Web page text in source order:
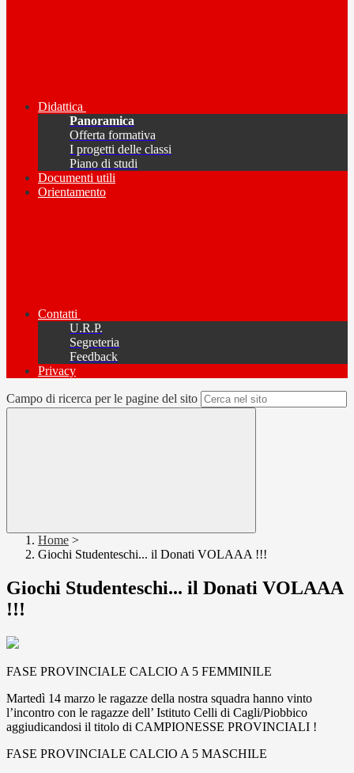
Didattica
Panoramica
Offerta formativa
I progetti delle classi
Piano di studi
Documenti utili
Orientamento
Contatti
U.R.P.
Segreteria
Feedback
Privacy
Campo di ricerca per le pagine del sito
Home >
Giochi Studenteschi... il Donati VOLAAA !!!
Giochi Studenteschi... il Donati VOLAAA
!!!
FASE PROVINCIALE CALCIO A 5 FEMMINILE
Martedì 14 marzo le ragazze della nostra squadra hanno vinto
l’incontro con le ragazze dell’ Istituto Celli di Cagli/Piobbico
aggiudicandosi il titolo di CAMPIONESSE PROVINCIALI !
FASE PROVINCIALE CALCIO A 5 MASCHILE